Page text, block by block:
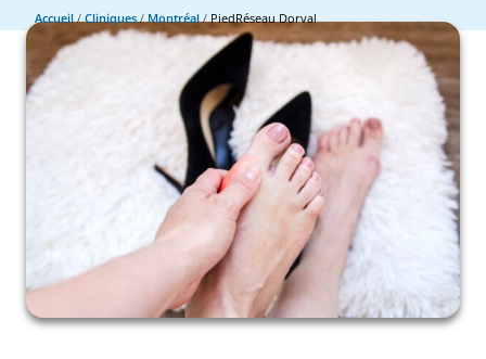
Accueil/Cliniques/Montréal/PiedRéseau Dorval